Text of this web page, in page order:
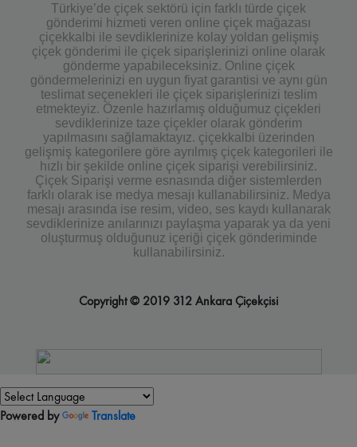
Türkiye’de çiçek sektörü için farklı türde çiçek
gönderimi hizmeti veren online çiçek mağazası
çiçekkalbi ile sevdiklerinize kolay yoldan gelişmiş
çiçek gönderimi ile çiçek siparişlerinizi online olarak
gönderme yapabileceksiniz. Online çiçek
göndermelerinizi en uygun fiyat garantisi ve aynı gün
teslimat seçenekleri ile çiçek siparişlerinizi teslim
etmekteyiz. Özenle hazırlamış olduğumuz çiçekleri
sevdiklerinize taze çiçekler olarak gönderim
yapılmasını sağlamaktayız. çiçekkalbi üzerinden
gelişmiş kategorilere göre ayrılmış çiçek kategorileri ile
hızlı bir şekilde online çiçek siparişi verebilirsiniz.
Çiçek Siparişi verme esnasında diğer sistemlerden
farklı olarak ise medya mesajı kullanabilirsiniz. Medya
mesajı arasında ise resim, video, ses kaydı kullanarak
sevdiklerinize anılarınızı paylaşma yaparak ya da yeni
oluşturmuş olduğunuz içeriği çiçek gönderiminde
kullanabilirsiniz.
Copyright © 2019 312 Ankara Çiçekçisi
Powered by Translate